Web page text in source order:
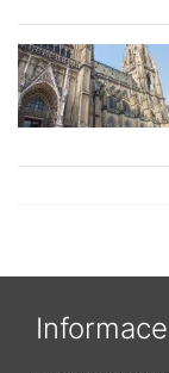
Informace